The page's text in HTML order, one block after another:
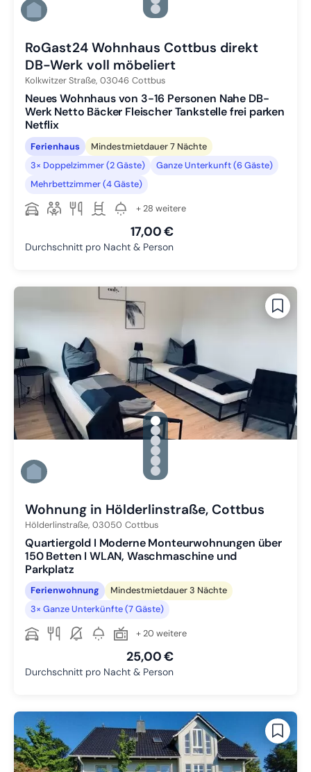
Zu Slide 5 wechseln
Zu Slide 6 wechseln
RoGast24 Wohnhaus Cottbus direkt
DB-Werk voll möbeliert
Kolkwitzer Straße, 03046 Cottbus
Neues Wohnhaus von 3-16 Personen Nahe DB-
Werk Netto Bäcker Fleischer Tankstelle frei parken
Netflix
Ferienhaus
Mindestmietdauer 7 Nächte
3× Doppelzimmer (2 Gäste)
Ganze Unterkunft (6 Gäste)
Mehrbettzimmer (4 Gäste)
+ 28 weitere
17,00 €
Durchschnitt pro Nacht & Person
gallery.slide_selector
Zu Slide 1 wechseln
Zu Slide 2 wechseln
Zu Slide 3 wechseln
Zu Slide 4 wechseln
Zu Slide 5 wechseln
Zu Slide 6 wechseln
Wohnung in Hölderlinstraße, Cottbus
Hölderlinstraße, 03050 Cottbus
Quartiergold I Moderne Monteurwohnungen über
150 Betten I WLAN, Waschmaschine und
Parkplatz
Ferienwohnung
Mindestmietdauer 3 Nächte
3× Ganze Unterkünfte (7 Gäste)
+ 20 weitere
25,00 €
Durchschnitt pro Nacht & Person